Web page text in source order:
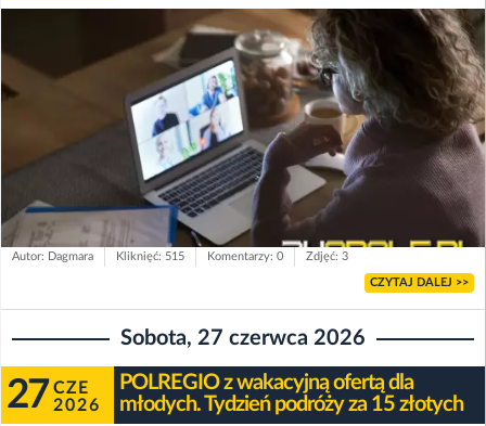
Autor: Dagmara Kliknięć: 515 Komentarzy: 0 Zdjęć: 3
CZYTAJ DALEJ >>
Sobota, 27 czerwca 2026
27 CZE
2026
POLREGIO z wakacyjną ofertą dla
młodych. Tydzień podróży za 15 złotych